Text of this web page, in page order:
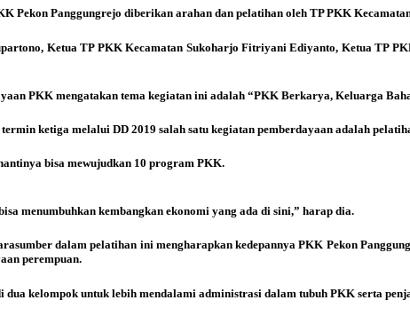
Pekon Panggungrejo diberikan arahan dan pelatihan oleh TP PKK
Ketua TP PKK Kecamatan Sukoharjo Fitriyani Ediyanto, Ketua TP
PKK mengatakan tema kegiatan ini adalah “PKK Berkarya, Keluarga
ketiga melalui DD 2019 salah satu kegiatan pemberdayaan adalah
bisa mewujudkan 10 program PKK.
menumbuhkan kembangkan ekonomi yang ada di sini,” harap dia.
dalam pelatihan ini mengharapkan kedepannya PKK Pekon
perempuan.
kelompok untuk lebih mendalami administrasi dalam tubuh PKK serta